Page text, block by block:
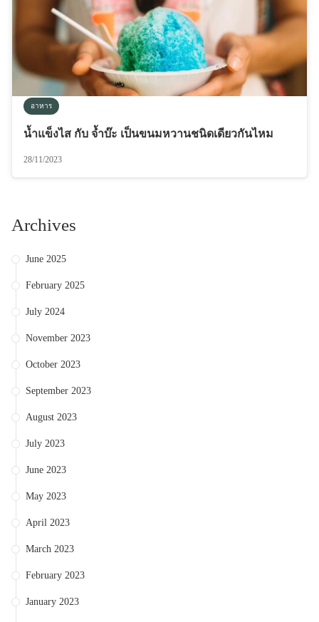
อาหาร
น้ำแข็งไส กับ จ้ำบ๊ะ เป็นขนมหวานชนิดเดียวกันไหม
28/11/2023
Archives
June 2025
February 2025
July 2024
November 2023
October 2023
September 2023
August 2023
July 2023
June 2023
May 2023
April 2023
March 2023
February 2023
January 2023